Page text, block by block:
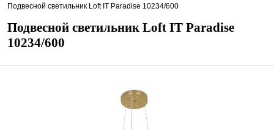
Подвесной светильник Loft IT Paradise 10234/600
Подвесной светильник Loft IT Paradise
10234/600